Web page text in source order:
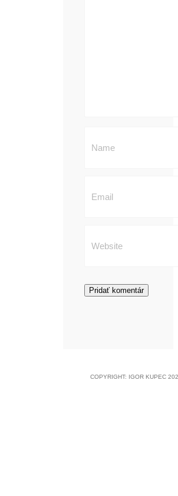
COPYRIGHT: IGOR KUPEC